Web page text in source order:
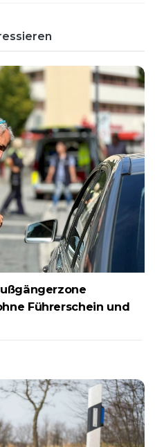
Führerschein und